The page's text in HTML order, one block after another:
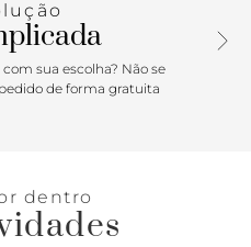
sua escolha? Não se
de forma gratuita
dentro